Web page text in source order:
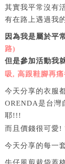
其實我平常沒有
有在路上遇過我
因為我是屬於平
路)
但是參加活動我
吸, 高跟鞋腳再
今天分享的衣服
ORENDA是台灣
耶!!!
而且價錢很可愛!
今天分享的每一